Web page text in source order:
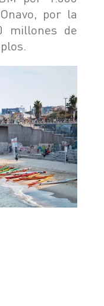
por la
millones de